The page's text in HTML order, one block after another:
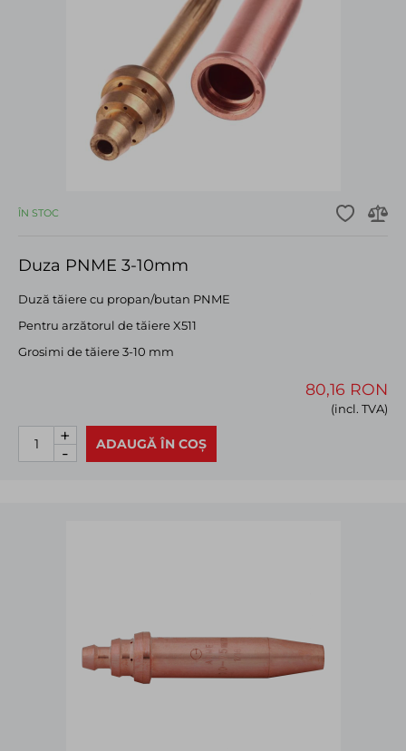
ÎN STOC
Duza PNME 3-10mm
Duză tăiere cu propan/butan PNME
Pentru arzătorul de tăiere X511
Grosimi de tăiere 3-10 mm
80,16 RON
(incl. TVA)
ADAUGĂ ÎN COȘ
+
-